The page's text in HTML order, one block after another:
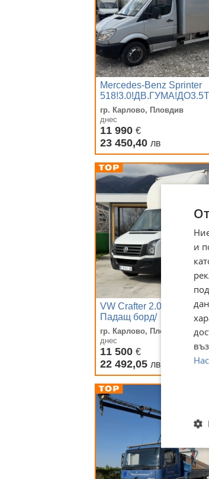
Mercedes-Benz Sprinter
П.БОРД
гр. Карлово, Пловдив
днес
11 990 €
23 450,40 лв
VW Crafter 2.0TDI/
Падащ борд/
гр. Карлово, Пловдив
днес
11 500 €
22 492,05 лв
и